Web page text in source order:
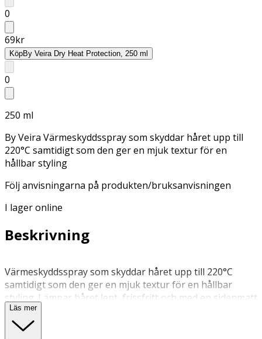
0
69kr
KöpBy Veira Dry Heat Protection, 250 ml
0
250 ml
By Veira Värmeskyddsspray som skyddar håret upp till
220°C samtidigt som den ger en mjuk textur för en
hållbar styling
Följ anvisningarna på produkten/bruksanvisningen
I lager online
Beskrivning
Värmeskyddsspray som skyddar håret upp till 220°C
samtidigt som den ger en mjuk textur för en hållbar
styling. Lämnar håret lent, frissfritt och med en sidenmatt
finish. Använd i torrt hår. styrka: 2/5
Läs mer